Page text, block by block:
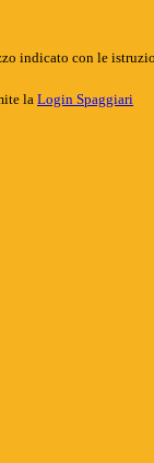
indicato con le
la Login Spaggiari